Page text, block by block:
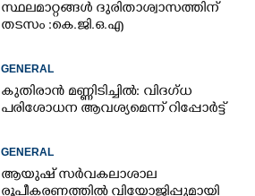
സ്ഥലമാറ്റങ്ങൾ ദുരിതാശ്വാസത്തിന്
തടസം :കെ.ജി.ഒ.എ
GENERAL
കുതിരാൻ മണ്ണിടിച്ചിൽ: വിദഗ്ധ
പരിശോധന ആവശ്യമെന്ന് റിപ്പോർട്ട്
GENERAL
ആയുഷ് സർവകലാശാല